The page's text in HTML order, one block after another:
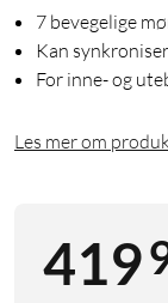
7 bevegelige
Kan
For inne- og
Les mer om
419